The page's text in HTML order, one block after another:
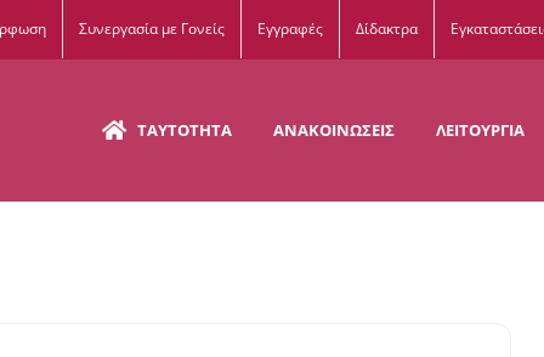
Συνεργασία με Γονείς Εγγραφές Δίδακτρα
ΤΑΥΤΟΤΗΤΑ ΑΝΑΚΟΙΝΩΣΕΙΣ ΛΕΙΤΟΥΡΓΙΑ